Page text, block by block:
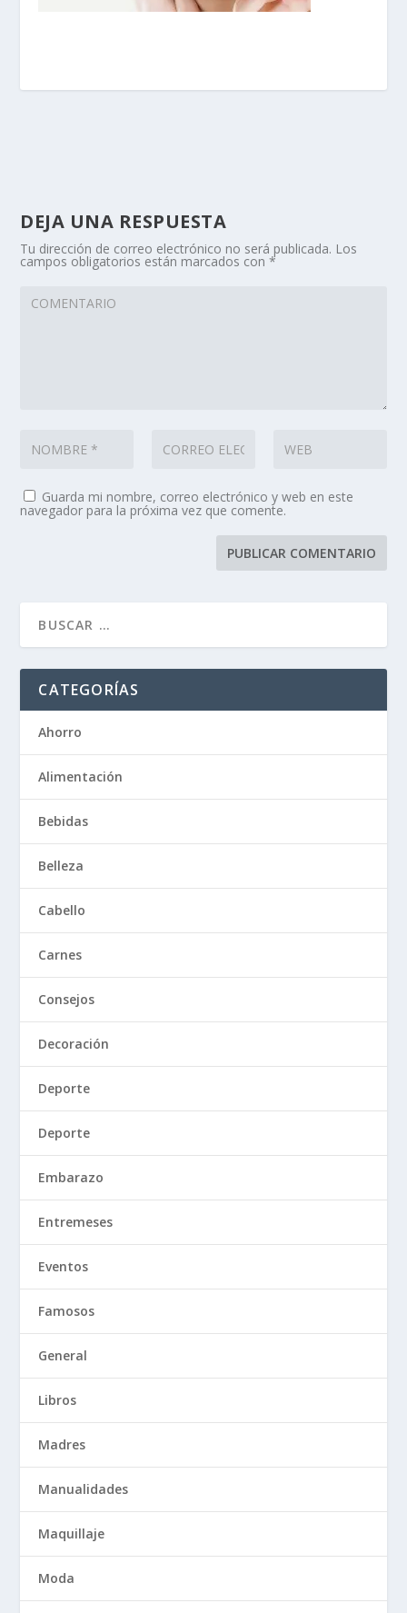
DEJA UNA RESPUESTA
Tu dirección de correo electrónico no será publicada. Los
campos obligatorios están marcados con*
Guarda mi nombre, correo electrónico y web en este
navegador para la próxima vez que comente.
CATEGORÍAS
Ahorro
Alimentación
Bebidas
Belleza
Cabello
Carnes
Consejos
Decoración
Deporte
Deporte
Embarazo
Entremeses
Eventos
Famosos
General
Libros
Madres
Manualidades
Maquillaje
Moda